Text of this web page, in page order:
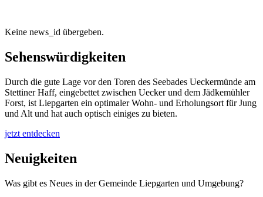
Keine news_id übergeben.
Sehenswürdigkeiten
Durch die gute Lage vor den Toren des Seebades Ueckermünde am
Stettiner Haff, eingebettet zwischen Uecker und dem Jädkemühler
Forst, ist Liepgarten ein optimaler Wohn- und Erholungsort für Jung
und Alt und hat auch optisch einiges zu bieten.
jetzt entdecken
Neuigkeiten
Was gibt es Neues in der Gemeinde Liepgarten und Umgebung?